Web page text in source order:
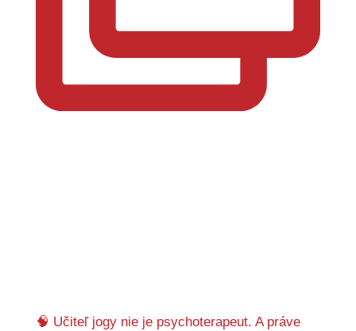
🧠 Učiteľ jogy nie je psychoterapeut. A práve